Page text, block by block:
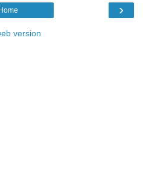
›
version